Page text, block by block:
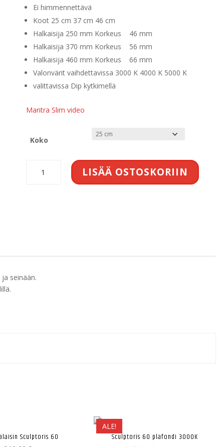
Ei himmennettävä
Koot 25 cm 37 cm 46 cm
Halkaisija 250 mm Korkeus 46 mm
Halkaisija 370 mm Korkeus 56 mm
Halkaisija 460 mm Korkeus 66 mm
Valonvärit vaihdettavissa 3000 K 4000 K 5000 K
valittavissa Dip kytkimellä
Mantra Slim video
Koko
plafondi
LISÄÄ OSTOSKORIIN
seinään.
Sculptoris 60
ALE!
Sculptoris 60 plafondi 3000K